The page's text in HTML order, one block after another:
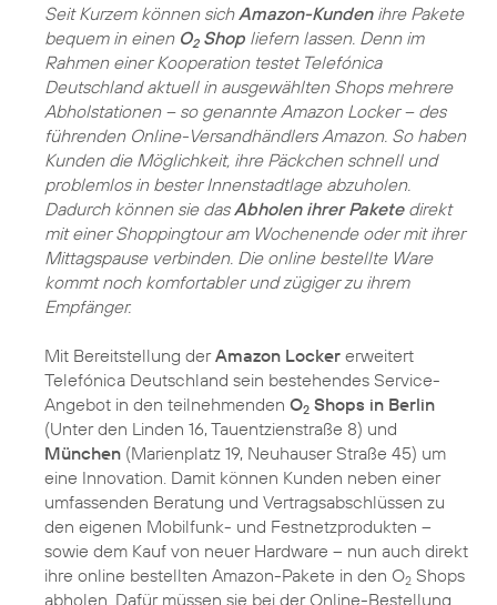
Seit Kurzem können sichAmazon-Kundenihre Pakete
bequem in einen O2Shop liefern lassen. Denn im
Rahmen einer Kooperation testet Telefónica
Deutschland aktuell in ausgewählten Shops mehrere
Abholstationen – so genannte Amazon Locker – des
führenden Online-Versandhändlers Amazon. So haben
Kunden die Möglichkeit, ihre Päckchen schnell und
problemlos in bester Innenstadtlage abzuholen.
Dadurch können sie dasAbholen ihrer Paketedirekt
mit einer Shoppingtour am Wochenende oder mit ihrer
Mittagspause verbinden. Die online bestellte Ware
kommt noch komfortabler und zügiger zu ihrem
Empfänger.
Mit Bereitstellung derAmazon Locker erweitert
Telefónica Deutschland sein bestehendes Service-
Angebot in den teilnehmenden O2 Shops in Berlin
(Unter den Linden 16, Tauentzienstraße 8) und
München (Marienplatz 19, Neuhauser Straße 45) um
eine Innovation. Damit können Kunden neben einer
umfassenden Beratung und Vertragsabschlüssen zu
den eigenen Mobilfunk- und Festnetzprodukten –
sowie dem Kauf von neuer Hardware – nun auch direkt
ihre online bestellten Amazon-Pakete in den O2 Shops
abholen. Dafür müssen sie bei der Online-Bestellung